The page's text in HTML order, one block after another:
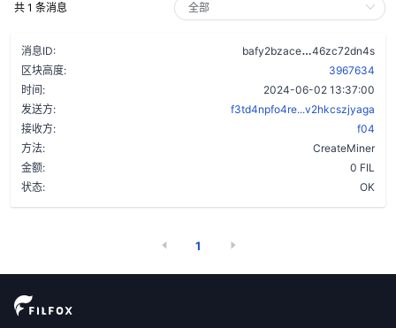
共 1 条消息
消息ID: bafy2bzace
46zc72dn4s
区块高度:
3967634
时间:
2024-06-02 13:37:00
发送方:
f3td4npfo4re...v2hkcszjyaga
接收方:
f04
方法:
CreateMiner
金额:
0 FIL
状态:
OK
1